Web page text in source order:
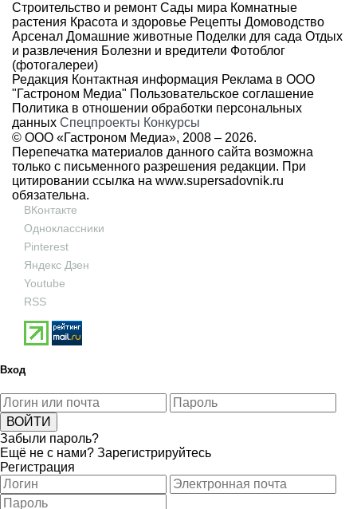
Строительство и ремонт Сады мира Комнатные
растения Красота и здоровье Рецепты Домоводство
Арсенал Домашние животные Поделки для сада Отдых
и развлечения Болезни и вредители Фотоблог
(фотогалереи)
Редакция Контактная информация Реклама в ООО
"Гастроном Медиа" Пользовательское соглашение
Политика в отношении обработки персональных
данных Спецпроекты Конкурсы
© ООО «Гастроном Медиа», 2008 – 2026.
Перепечатка материалов данного сайта возможна
только с письменного разрешения редакции. При
цитировании ссылка на www.supersadovnik.ru
обязательна.
ВКонтакте
Одноклассники
Pinterest
Яндекс Дзен
Youtube
RSS
Вход
Забыли пароль?
Ещё не с нами? Зарегистрируйтесь
Регистрация